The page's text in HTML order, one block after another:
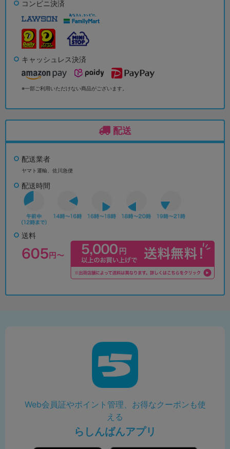
コンビニ決済
キャッシュレス決済
※一部ご利用いただけない商品がございます。
配送
配送業者
ヤマト運輸、佐川急便
配送時間
送料
Web会員証やポイント管理、お得なクーポンも使
える
らしんばんアプリ